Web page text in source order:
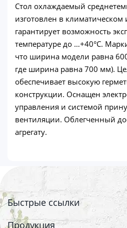
Стол охлаждаемый
изготовлен в
гарантирует возможность
температуре до …+40°C.
что ширина модели равна
где ширина равна 700 мм).
обеспечивает высокую
конструкции. Оснащен
управления и системой
вентиляции. Облегченный
агрегату.
Быстрые ссылки
Продукция